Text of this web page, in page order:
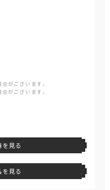
がございます。
がございます。
見る
見る